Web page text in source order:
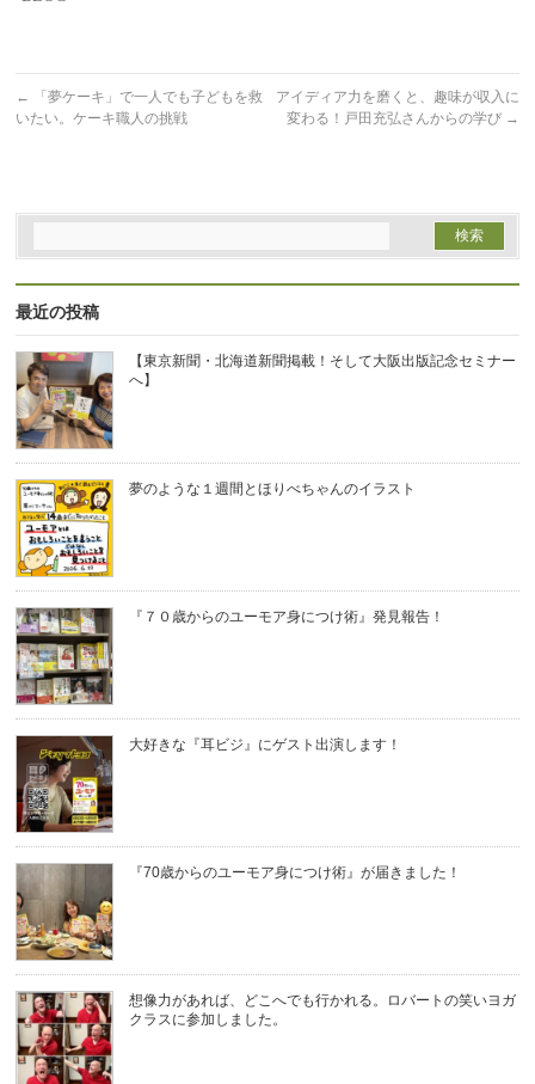
で
開
き
ま
←
「夢ケーキ」で一人でも子どもを救
いたい。ケーキ職人の挑戦
アイディア力を磨くと、趣味が収入に
変わる！戸田充弘さんからの学び →
最近の投稿
【東京新聞・北海道新聞掲載！そして大阪出版記念セミナー
へ】
夢のような１週間とほりべちゃんのイラスト
『７０歳からのユーモア身につけ術』発見報告！
大好きな『耳ビジ』にゲスト出演します！
『70歳からのユーモア身につけ術』が届きました！
想像力があれば、どこへでも行かれる。ロバートの笑いヨガ
クラスに参加しました。